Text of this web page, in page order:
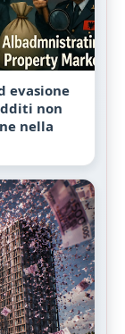
evasione
non
nella